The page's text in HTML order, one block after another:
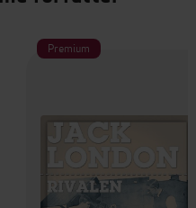
Premium